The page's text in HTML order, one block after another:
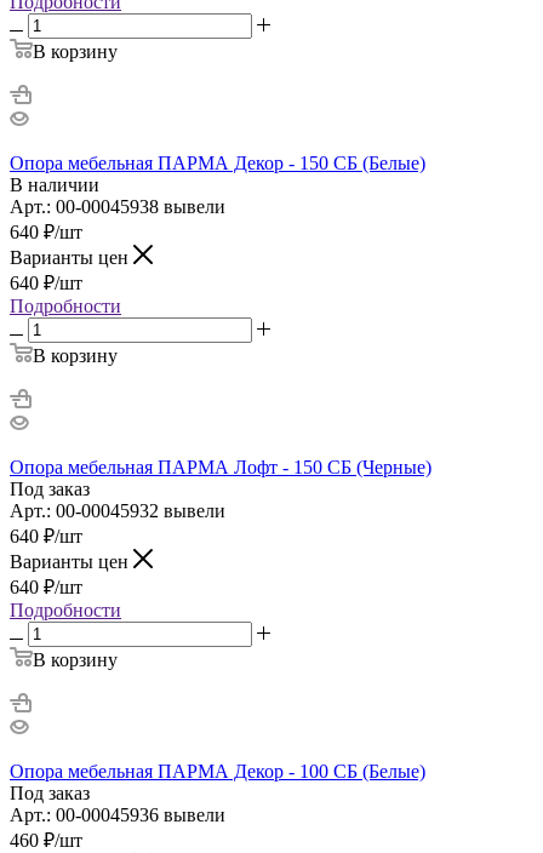
В корзину
Опора мебельная ПАРМА Декор - 150 СБ (Белые)
В наличии
Арт.: 00-00045938 вывели
640 ₽/шт
Варианты цен
640 ₽/шт
Подробности
В корзину
Опора мебельная ПАРМА Лофт - 150 СБ (Черные)
Под заказ
Арт.: 00-00045932 вывели
640 ₽/шт
Варианты цен
640 ₽/шт
Подробности
В корзину
Опора мебельная ПАРМА Декор - 100 СБ (Белые)
Под заказ
Арт.: 00-00045936 вывели
460 ₽/шт